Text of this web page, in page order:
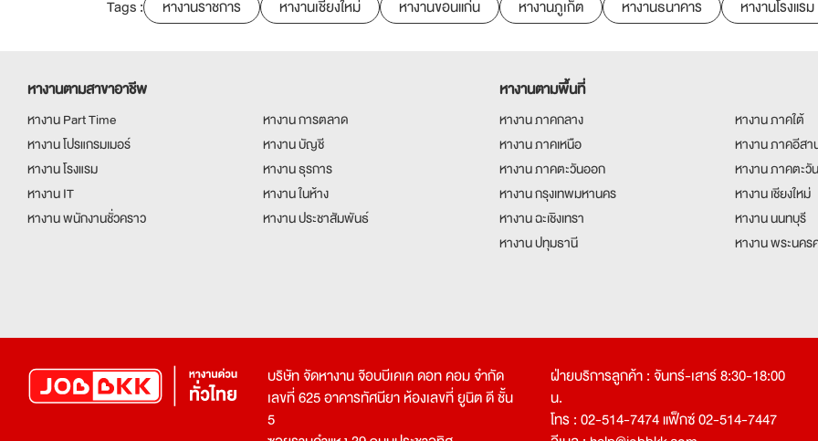
Tags : หางานราชการ หางานเชียงใหม่ หางานขอนแก่น หางานภูเก็ต หางานธนาคาร หางานโรงแรม
หางานตามสาขาอาชีพ
หางาน Part Time
หางาน การตลาด
หางาน โปรแกรมเมอร์
หางาน บัญชี
หางาน โรงแรม
หางาน ธุรการ
หางาน IT
หางาน ในห้าง
หางาน พนักงานชั่วคราว
หางาน ประชาสัมพันธ์
หางานตามพื้นที่
หางาน ภาคกลาง
หางาน ภาคใต้
หางาน ภาคเหนือ
หางาน ภาคอีสา
หางาน ภาคตะวันออก
หางาน ภาคตะวั
หางาน กรุงเทพมหานคร
หางาน เชียงใหม่
หางาน ฉะเชิงเทรา
หางาน นนทบุรี
หางาน ปทุมธานี
หางาน พระนคร
บริษัท จัดหางาน จ๊อบบีเคเค ดอท คอม จำกัด
เลขที่ 625 อาคารทัศนียา ห้องเลขที่ ยูนิต ดี ชั้น
5
ฝ่ายบริการลูกค้า : จันทร์-เสาร์ 8:30-18:00
น.
โทร : 02-514-7474 แฟ็กซ์ 02-514-7447